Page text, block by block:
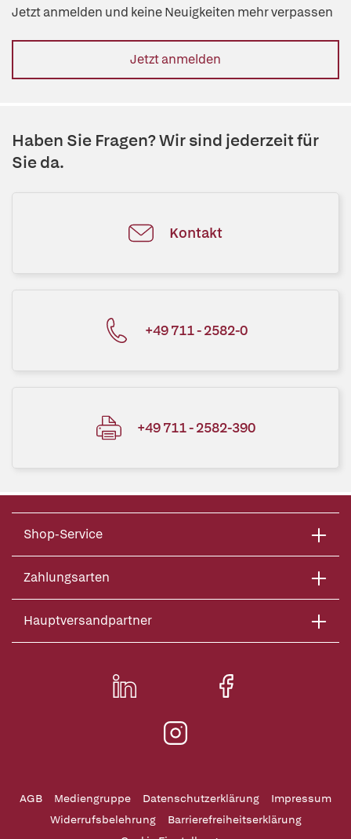
Jetzt anmelden und keine Neuigkeiten mehr verpassen
Jetzt anmelden
Haben Sie Fragen? Wir sind jederzeit für
Sie da.
Kontakt
+49 711 - 2582-0
+49 711 - 2582-390
Shop-Service
Zahlungsarten
Hauptversandpartner
AGB Mediengruppe Datenschutzerklärung
Impressum
Widerrufsbelehrung
Barrierefreiheitserklärung